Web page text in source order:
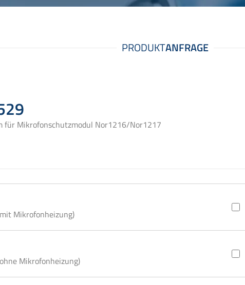
für Mikrofonschutzmodul Nor1216/Nor1217
Mikrofonheizung)
Mikrofonheizung)